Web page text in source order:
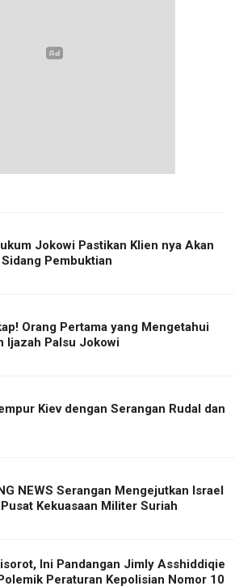
Jokowi Pastikan Klien nya Akan
Pembuktian
Orang Pertama yang Mengetahui
Ijazah Palsu Jokowi
Kiev dengan Serangan Rudal dan
NEWS Serangan Mengejutkan Israel
Kekuasaan Militer Suriah
Ini Pandangan Jimly Asshiddiqie
Peraturan Kepolisian Nomor 10